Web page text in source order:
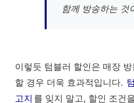
함께 방송하는 것
이렇듯 텀블러 할인은 매장
할 경우 더욱 효과적입니다.
고지 를 잊지 말고, 할인 조건